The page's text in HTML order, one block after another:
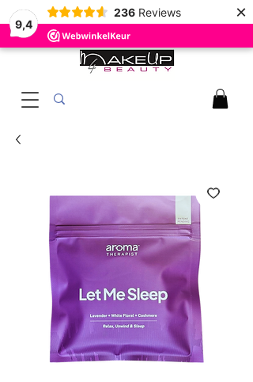
9,4
236 Reviews ×